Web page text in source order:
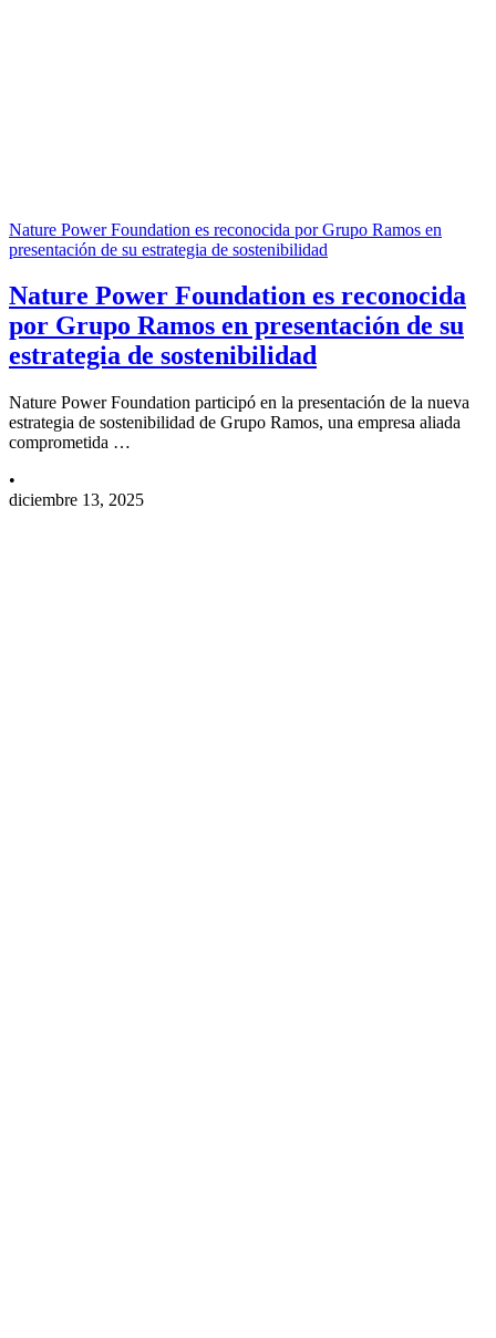
Nature Power Foundation es reconocida por Grupo Ramos en
presentación de su estrategia de sostenibilidad
Nature Power Foundation es reconocida
por Grupo Ramos en presentación de su
estrategia de sostenibilidad
Nature Power Foundation participó en la presentación de la nueva
estrategia de sostenibilidad de Grupo Ramos, una empresa aliada
comprometida …
•
diciembre 13, 2025